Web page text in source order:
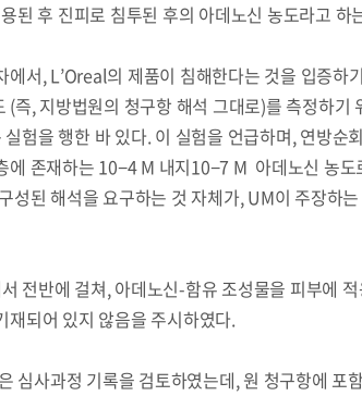
후 진피로 침투된 후의 아데노신 농도라고 하
에서, L’Oreal의 제품이 침해한다는 것을 입증하
(즉, 지방법원의 청구항 해석 그대로)를 측정하기
험을 행한 바 있다. 이 실험을 언급하며, 연방
에 존재하는 10−4 M 내지10−7 M 아데노신 농
성된 해석을 요구하는 것 자체가, UM이 주장하
전반에 걸쳐, 아데노신-함유 조성물을 피부에
재되어 있지 않음을 주시하였다.
심사과정 기록을 검토하였는데, 원 청구항에